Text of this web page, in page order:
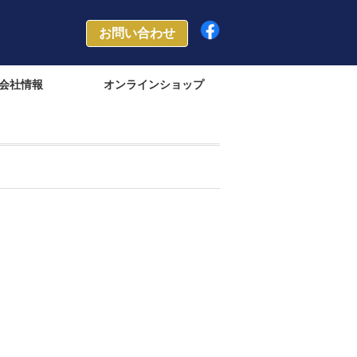
お問い合わせ
社情報 オンラインショップ